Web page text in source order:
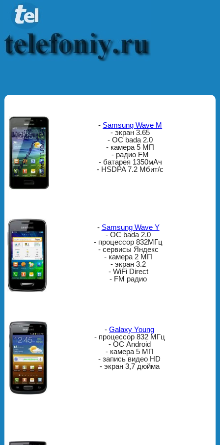
- Samsung Wave M
- экран 3.65
- ОС bada 2.0
- камера 5 МП
- радио FM
- батарея 1350мАч
- HSDPA 7.2 Мбит/с
- Samsung Wave Y
- ОС bada 2.0
- процессор 832MГц
- сервисы Яндекс
- камера 2 МП
- экран 3.2
- WiFi Direct
- FM радио
-Galaxy Young
- процессор 832 МГц
- ОС Android
- камера 5 МП
- запись видео HD
- экран 3,7 дюйма